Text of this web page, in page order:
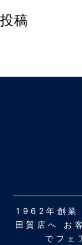
投稿
1962年創業
田質店へ お
でフェ